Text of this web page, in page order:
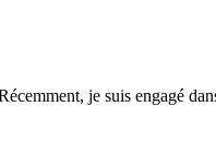
je suis engagé